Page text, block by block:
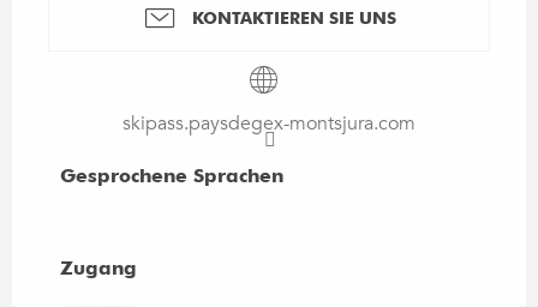
KONTAKTIEREN SIE UNS
skipass.paysdegex-montsjura.com
Gesprochene Sprachen
Gesprochene Sprachen
Zugang
Zugang